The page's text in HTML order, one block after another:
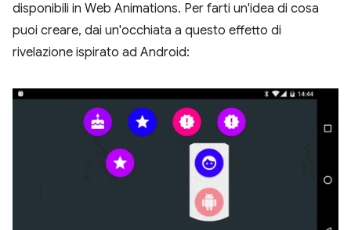
disponibili in Web Animations. Per farti un'idea di cosa
puoi creare, dai un'occhiata a questo effetto di
rivelazione ispirato ad Android: